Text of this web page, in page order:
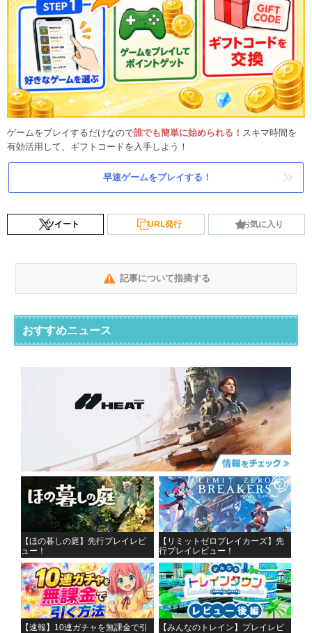
ゲームをプレイするだけなので誰でも簡単に始められる！ スキマ時間を
有効活用して、ギフトコードを入手しよう！
早速ゲームをプレイする！
ツイート URL発行 お気に入り
記事について指摘する
おすすめニュース
【ほの暮しの庭】先行プレイレビ
ュー！
【リミットゼロブレイカーズ】先
行プレイレビュー！
【速報】10連ガチャを無課金で引
【みんなのトレイン】プレイレビ